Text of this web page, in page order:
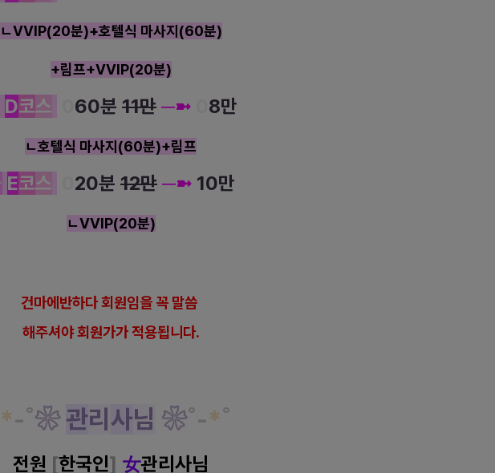
ㄴVVIP(20분)+호텔식 마사지(60분)
+림프+VVIP(20분)
D코스 60분 11만 ─➼ 8만
ㄴ호텔식 마사지(60분)+림프
E코스 20분 12만 ─➼ 10만
ㄴVVIP(20분)
건마에반하다 회원임을 꼭 말씀
해주셔야 회원가가 적용됩니다.
*-˚❀ 관리 사님 ❀˚-*˚
전원 [한국인] 女관리사님